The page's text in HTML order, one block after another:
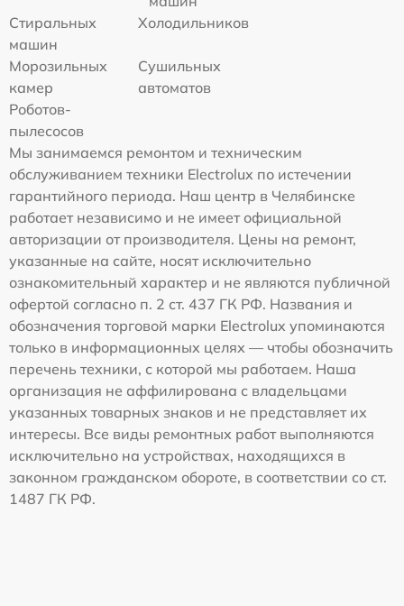
Стиральных
машин
Холодильников
Морозильных
камер
Сушильных
автоматов
Роботов-
пылесосов
Мы занимаемся ремонтом и техническим
обслуживанием техники Electrolux по истечении
гарантийного периода. Наш центр в Челябинске
работает независимо и не имеет официальной
авторизации от производителя. Цены на ремонт,
указанные на сайте, носят исключительно
ознакомительный характер и не являются публичной
офертой согласно п. 2 ст. 437 ГК РФ. Названия и
обозначения торговой марки Electrolux упоминаются
только в информационных целях — чтобы обозначить
перечень техники, с которой мы работаем. Наша
организация не аффилирована с владельцами
указанных товарных знаков и не представляет их
интересы. Все виды ремонтных работ выполняются
исключительно на устройствах, находящихся в
законном гражданском обороте, в соответствии со ст.
1487 ГК РФ.